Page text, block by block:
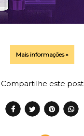
Mais informações »
Compartilhe este post